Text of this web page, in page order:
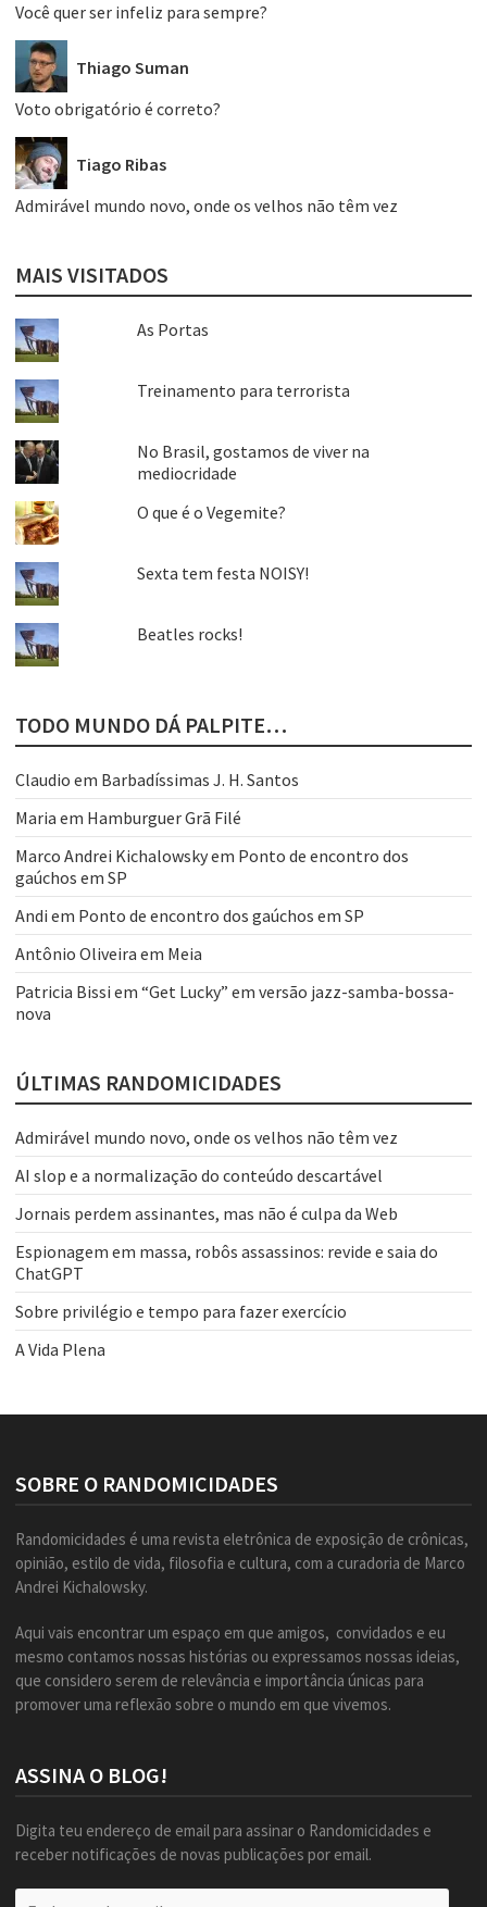
Você quer ser infeliz para sempre?
Thiago Suman
Voto obrigatório é correto?
Tiago Ribas
Admirável mundo novo, onde os velhos não têm vez
MAIS VISITADOS
As Portas
Treinamento para terrorista
No Brasil, gostamos de viver na
mediocridade
O que é o Vegemite?
Sexta tem festa NOISY!
Beatles rocks!
TODO MUNDO DÁ PALPITE…
Claudio em Barbadíssimas J. H. Santos
Maria em Hamburguer Grã Filé
Marco Andrei Kichalowskyem Ponto de encontro dos
gaúchos em SP
Andi em Ponto de encontro dos gaúchos em SP
Antônio Oliveira em Meia
Patricia Bissi em “Get Lucky” em versão jazz-samba-bossa-
nova
ÚLTIMAS RANDOMICIDADES
Admirável mundo novo, onde os velhos não têm vez
AI slop e a normalização do conteúdo descartável
Jornais perdem assinantes, mas não é culpa da Web
Espionagem em massa, robôs assassinos: revide e saia do
ChatGPT
Sobre privilégio e tempo para fazer exercício
A Vida Plena
SOBRE O RANDOMICIDADES
Randomicidades é uma revista eletrônica de exposição de crônicas,
opinião, estilo de vida, filosofia e cultura, com a curadoria de Marco
Andrei Kichalowsky.
Aqui vais encontrar um espaço em que amigos, convidados e eu
mesmo contamos nossas histórias ou expressamos nossas ideias,
que considero serem de relevância e importância únicas para
promover uma reflexão sobre o mundo em que vivemos.
ASSINA O BLOG!
Digita teu endereço de email para assinar o Randomicidades e
receber notificações de novas publicações por email.